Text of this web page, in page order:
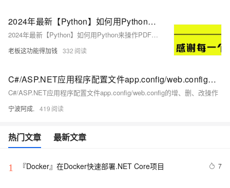
2024年最新【Python】如何用Python来操作PDF文件，收藏(2)，2024年最新阿里p7Python面试题
2024年最新【Python】如何用Python来操作PDF文件，收藏(2)，2024年最新阿里p7Python面试题
老板这功能得加钱 332
C#/ASP.NET应用程序配置文件app.config/web.config的增、删、改操作
C#/ASP.NET应用程序配置文件app.config/web.config的增、删、改操作
宁波阿成. 419
热门文章 最新文章
1 『Docker』在Docker快速部署.NET Core项目 7